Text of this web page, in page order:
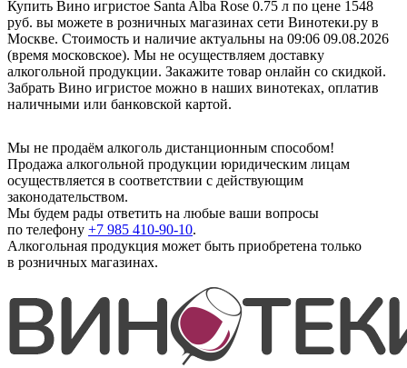
Купить Вино игристое Santa Alba Rose 0.75 л по цене 1548
руб. вы можете в розничных магазинах сети Винотеки.ру в
Москве. Стоимость и наличие актуальны на 09:06 09.08.2026
(время московское). Мы не осуществляем доставку
алкогольной продукции. Закажите товар онлайн со скидкой.
Забрать Вино игристое можно в наших винотеках, оплатив
наличными или банковской картой.
Мы не продаём алкоголь дистанционным способом!
Продажа алкогольной продукции юридическим лицам
осуществляется в соответствии с действующим
законодательством.
Мы будем рады ответить на любые ваши вопросы
по телефону +7 985 410-90-10.
Алкогольная продукция может быть приобретена только
в розничных магазинах.